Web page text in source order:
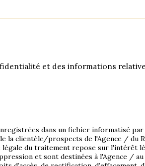
et des informations
dans un fichier informatisé par
la clientèle/prospects de l'Agence / du
légale du traitement repose sur l'intérêt
et sont destinées à l'Agence /